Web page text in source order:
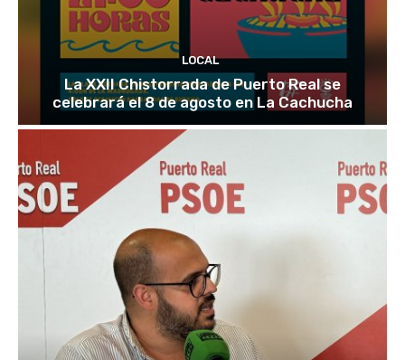
LOCAL
La XXII Chistorrada de Puerto Real se
celebrará el 8 de agosto en La Cachucha